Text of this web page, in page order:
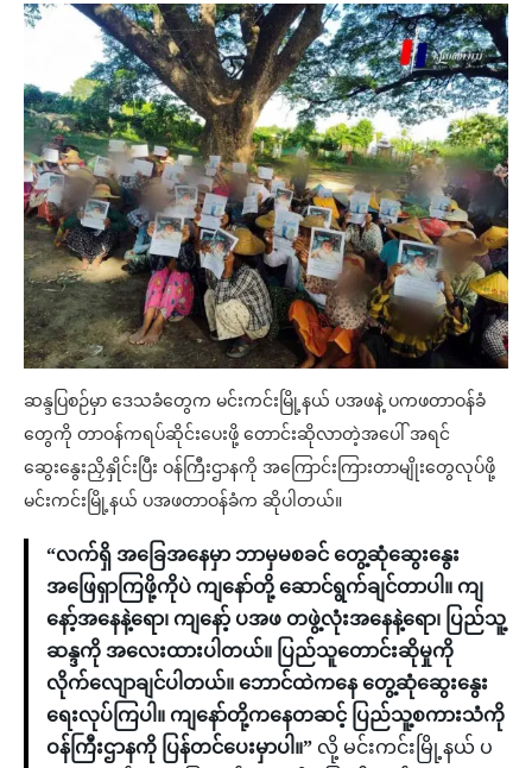
ဆန္ဒပြစဉ်မှာ ဒေသခံတွေက မင်းကင်းမြို့နယ် ပအဖနဲ့ ပကဖတာဝန်ခံ
တွေကို တာဝန်ကရပ်ဆိုင်းပေးဖို့ တောင်းဆိုလာတဲ့အပေါ် အရင်
ဆွေးနွေးညှိနှိုင်းပြီး ဝန်ကြီးဌာနကို အကြောင်းကြားတာမျိုးတွေလုပ်ဖို့
မင်းကင်းမြို့နယ် ပအဖတာဝန်ခံက ဆိုပါတယ်။
“လက်ရှိ အခြေအနေမှာ ဘာမှမစခင် တွေ့ဆုံဆွေးနွေး
အဖြေရှာကြဖို့ကိုပဲ ကျနော်တို့ ဆောင်ရွက်ချင်တာပါ။ ကျ
နော့်အနေနဲ့ရော၊ ကျနော့် ပအဖ တဖွဲ့လုံးအနေနဲ့ရော၊ ပြည်သူ့
ဆန္ဒကို အလေးထားပါတယ်။ ပြည်သူတောင်းဆိုမှုကို
လိုက်လျောချင်ပါတယ်။ ဘောင်ထဲကနေ တွေ့ဆုံဆွေးနွေး
ရေးလုပ်ကြပါ။ ကျနော်တို့ကနေတဆင့် ပြည်သူ့စကားသံကို
ဝန်ကြီးဌာနကို ပြန်တင်ပေးမှာပါ။” လို့ မင်းကင်းမြို့နယ် ပ